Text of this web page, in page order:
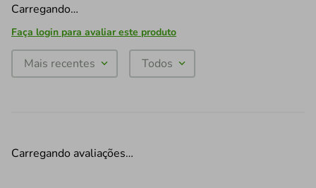
Carregando…
Faça login para avaliar este produto
Mais recentes Todos
Carregando avaliações…